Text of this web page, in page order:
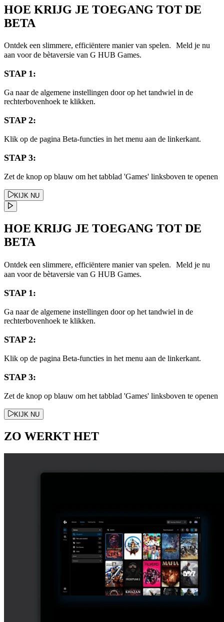
HOE KRIJG JE TOEGANG TOT DE
BETA
Ontdek een slimmere, efficiëntere manier van spelen. Meld je nu
aan voor de bètaversie van G HUB Games.
STAP 1:
Ga naar de algemene instellingen door op het tandwiel in de
rechterbovenhoek te klikken.
STAP 2:
Klik op de pagina Beta-functies in het menu aan de linkerkant.
STAP 3:
Zet de knop op blauw om het tabblad 'Games' linksboven te openen
KIJK NU
HOE KRIJG JE TOEGANG TOT DE
BETA
Ontdek een slimmere, efficiëntere manier van spelen. Meld je nu
aan voor de bètaversie van G HUB Games.
STAP 1:
Ga naar de algemene instellingen door op het tandwiel in de
rechterbovenhoek te klikken.
STAP 2:
Klik op de pagina Beta-functies in het menu aan de linkerkant.
STAP 3:
Zet de knop op blauw om het tabblad 'Games' linksboven te openen
KIJK NU
ZO WERKT HET